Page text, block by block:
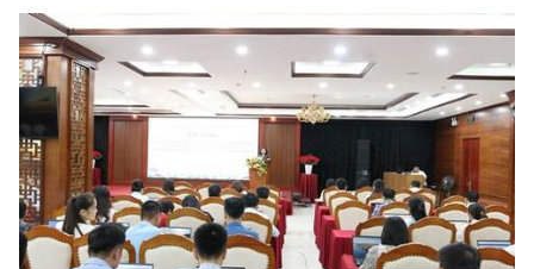
vốn đầu tư nước ngoài